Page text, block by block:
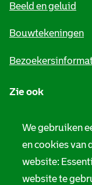
We gebruiken
en cookies van
website:
website te
Beeld en geluid
Bouwtekeningen
Zie ook
Privacy
Digitale